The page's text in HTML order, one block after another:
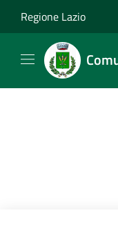
Regione Lazio